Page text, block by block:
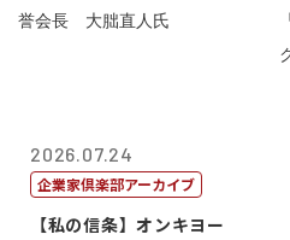
2026.07.24
企業家倶楽部アーカイブ
【私の信条】オンキヨー